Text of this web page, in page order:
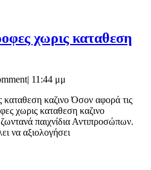
Η
από
τη
φαινομενική
χωρις καταθεση
| 11:44 μμ
χωρις καταθεση καζινο
παιχνίδια Αντιπροσώπων.
να αξιολογήσει